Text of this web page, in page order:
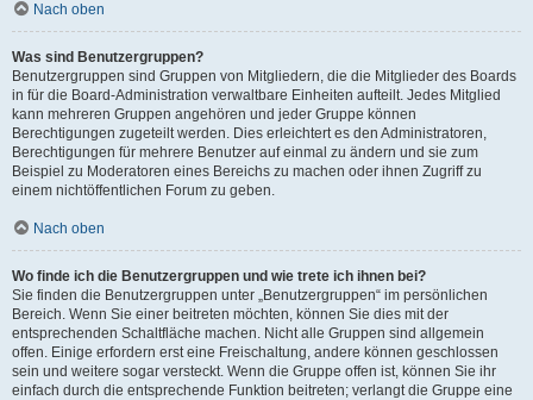
Nach oben
Was sind Benutzergruppen?
Benutzergruppen sind Gruppen von Mitgliedern, die die Mitglieder des Boards
in für die Board-Administration verwaltbare Einheiten aufteilt. Jedes Mitglied
kann mehreren Gruppen angehören und jeder Gruppe können
Berechtigungen zugeteilt werden. Dies erleichtert es den Administratoren,
Berechtigungen für mehrere Benutzer auf einmal zu ändern und sie zum
Beispiel zu Moderatoren eines Bereichs zu machen oder ihnen Zugriff zu
einem nichtöffentlichen Forum zu geben.
Nach oben
Wo finde ich die Benutzergruppen und wie trete ich ihnen bei?
Sie finden die Benutzergruppen unter „Benutzergruppen“ im persönlichen
Bereich. Wenn Sie einer beitreten möchten, können Sie dies mit der
entsprechenden Schaltfläche machen. Nicht alle Gruppen sind allgemein
offen. Einige erfordern erst eine Freischaltung, andere können geschlossen
sein und weitere sogar versteckt. Wenn die Gruppe offen ist, können Sie ihr
einfach durch die entsprechende Funktion beitreten; verlangt die Gruppe eine